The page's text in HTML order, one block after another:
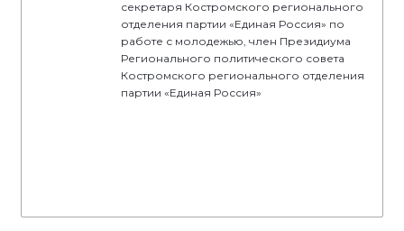
секретаря Костромского регионального
отделения партии «Единая Россия» по
работе с молодежью, член Президиума
Регионального политического совета
Костромского регионального отделения
партии «Единая Россия»